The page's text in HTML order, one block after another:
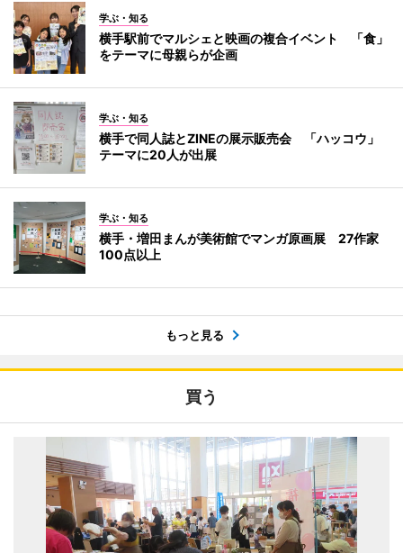
学ぶ・知る
横手駅前でマルシェと映画の複合イベント 「食」
をテーマに母親らが企画
学ぶ・知る
横手で同人誌とZINEの展示販売会 「ハッコウ」
テーマに20人が出展
学ぶ・知る
横手・増田まんが美術館でマンガ原画展 27作家
100点以上
もっと見る
買う